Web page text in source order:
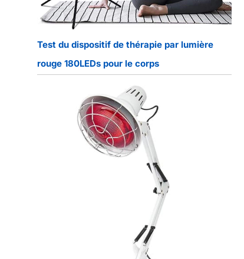
Test du dispositif de thérapie par lumière
rouge 180LEDs pour le corps